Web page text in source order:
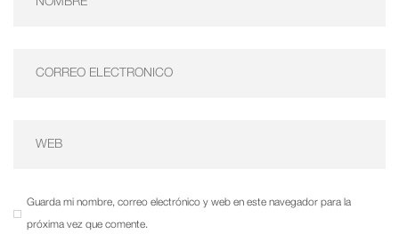
Guarda mi nombre, correo electrónico y web en este navegador para la
próxima vez que comente.